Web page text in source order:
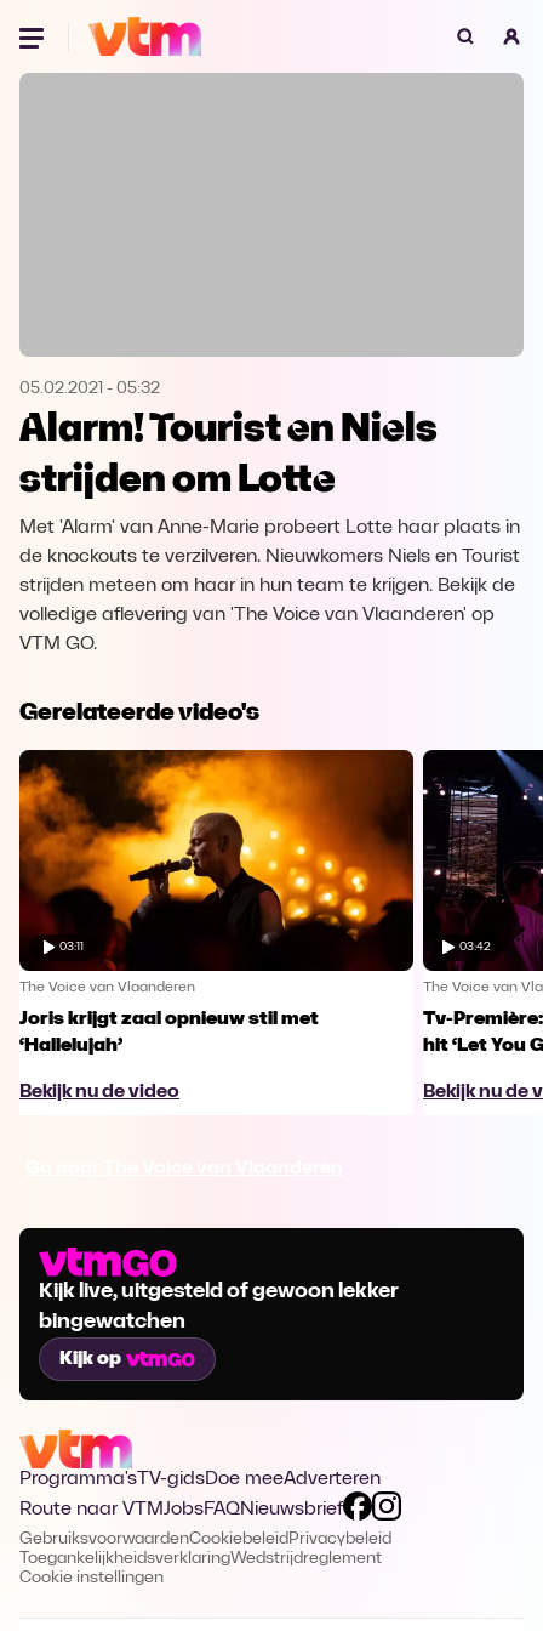
Oeps, browser niet ondersteund
Microsoft Edge Download
Opera
05.02.2021 - 05:32
Alarm! Tourist en Niels
strijden om Lotte
Met 'Alarm' van Anne-Marie probeert Lotte haar plaats in
de knockouts te verzilveren. Nieuwkomers Niels en Tourist
strijden meteen om haar in hun team te krijgen. Bekijk de
volledige aflevering van 'The Voice van Vlaanderen' op
VTM GO.
Gerelateerde video's
03:11
The Voice van Vlaanderen
Joris krijgt zaal opnieuw stil met
‘Hallelujah’
Bekijk nu de video
03:42
The Voice van
Tv-
hit ‘Let You
Bekijk nu de
Kijk live, uitgesteld of gewoon lekker
bingewatchen
Kijk op
Programma's TV-gidsDoe meeAdverteren
Route naar VTMJobsFAQNieuwsbrief
GebruiksvoorwaardenCookiebeleid Privacybeleid
ToegankelijkheidsverklaringWedstrijdreglement
Cookie instellingen